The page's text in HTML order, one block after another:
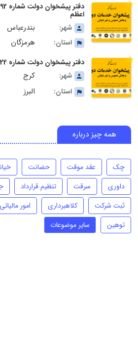
اعظم
شهر:
بندرعباس
استان: هرمزگان
دفتر پیشخوان دولت شماره 1122
شهر:
کرج
استان: البرز
همه چیز درباره
چک عقد موقت حضانت
داوری
سرقت تنظیم قرارداد
ثبت شرکت
کلاهبرداری
امور مالیاتی
توهین
سایر موضوعات